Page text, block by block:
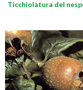
Ticchiolatura del